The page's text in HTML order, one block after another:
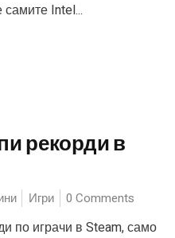
Intel...
рекорди в
Игри 0 Comments
по играчи в Steam, само